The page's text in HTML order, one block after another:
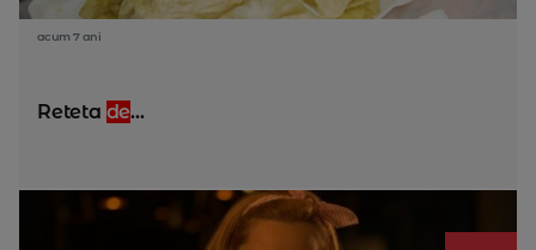
acum 7 ani
Reteta de...